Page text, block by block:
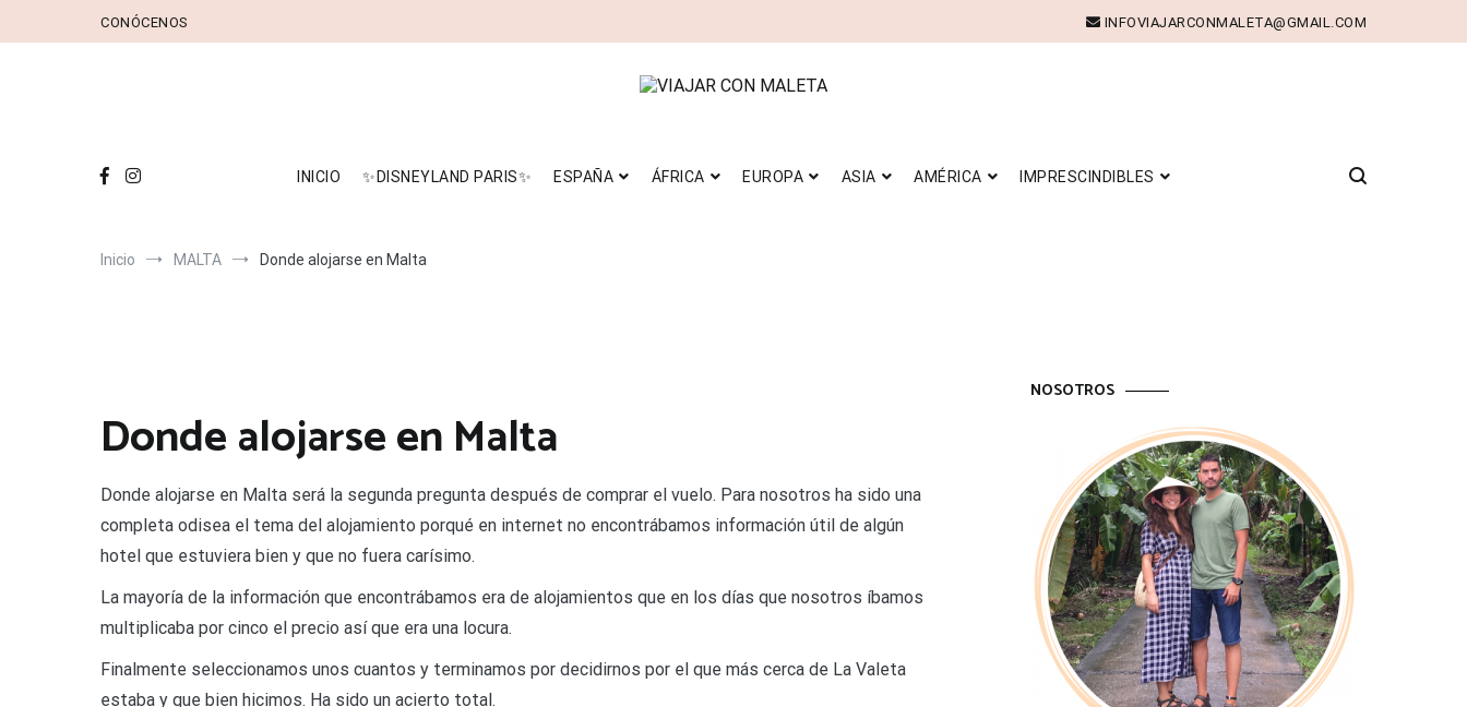
CONÓCENOS INFOVIAJARCONMALETA@GMAIL.COM
INICIO
✨DISNEYLAND PARIS✨ ESPAÑA ÁFRICA EUROPA ASIA AMÉRICA IMPRESCINDIBLES
INICIO ✨DISNEYLAND PARIS✨
Inicio MALTA Donde alojarse en Malta
Donde alojarse en Malta
Donde alojarse en Malta será la segunda pregunta después de comprar el vuelo. Para nosotros ha sido una
completa odisea el tema del alojamiento porqué en internet no encontrábamos información útil de algún
hotel que estuviera bien y que no fuera carísimo.
La mayoría de la información que encontrábamos era de alojamientos que en los días que nosotros íbamos
multiplicaba por cinco el precio así que era una locura.
Finalmente seleccionamos unos cuantos y terminamos por decidirnos por el que más cerca de La Valeta
estaba y que bien hicimos. Ha sido un acierto total.
NOSOTROS